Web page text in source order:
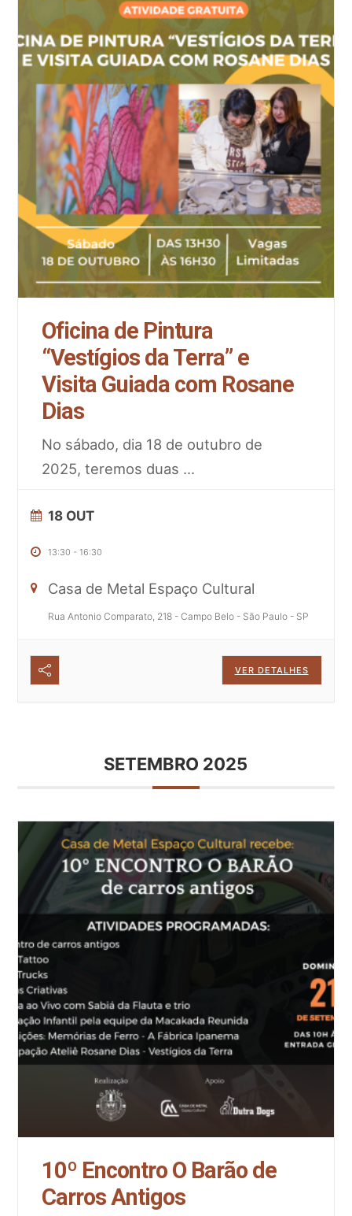
Oficina de Pintura
“Vestígios da Terra” e
Visita Guiada com Rosane
Dias
No sábado, dia 18 de outubro de
2025, teremos duas ...
18 OUT
13:30 -16:30
Casa de Metal Espaço Cultural
Rua Antonio Comparato, 218 - Campo Belo - São Paulo - SP
VER DETALHES
SETEMBRO 2025
10º Encontro O Barão de
Carros Antigos